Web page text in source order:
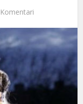
Komentari